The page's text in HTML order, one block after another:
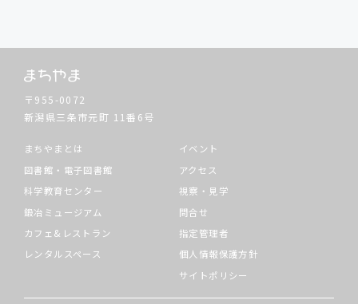
〒955-0072
新潟県三条市元町 11番6号
まちやまとは
図書館・電子図書館
科学教育センター
鍛冶ミュージアム
カフェ&レストラン
レンタルスペース
イベント
アクセス
視察・見学
問合せ
指定管理者
個人情報保護方針
サイトポリシー